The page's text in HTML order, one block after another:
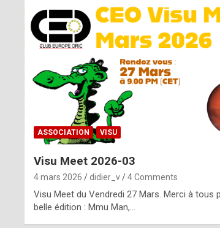
ASSOCIATION VISU
Visu Meet 2026-03
4 mars 2026 didier_v 4 Comments
Visu Meet du Vendredi 27 Mars. Merci à tous
belle édition : Mmu Man,…